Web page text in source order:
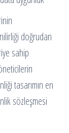
doğrudan
sahip
tasarımın en
sözleşmesi